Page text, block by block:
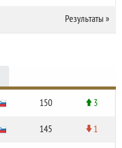
Результаты »
150 3
145 1